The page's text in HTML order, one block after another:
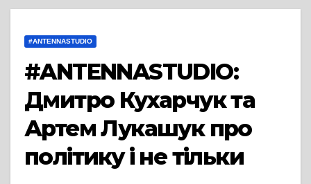
#ANTENNASTUDIO
#ANTENNASTUDIO:
Дмитро Кухарчук та
Артем Лукашук про
політику і не тільки